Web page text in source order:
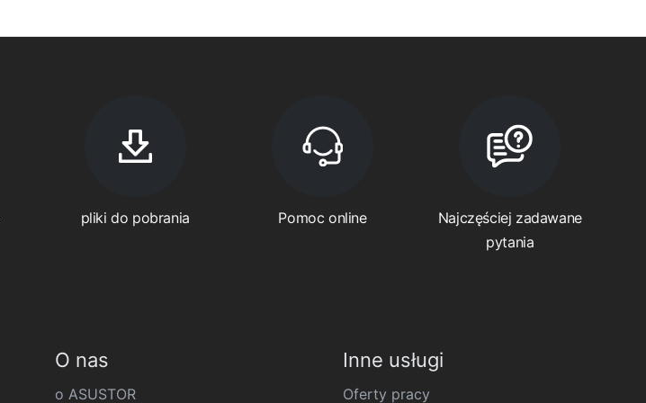
pliki do pobrania Pomoc online
Najczęściej zadawane
pytania
O nas
o ASUSTOR
Inne usługi
Oferty pracy